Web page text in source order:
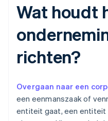
Wat houdt
richten?
Overgaan naar een
een eenmanszaak of
entiteit gaat, een entiteit